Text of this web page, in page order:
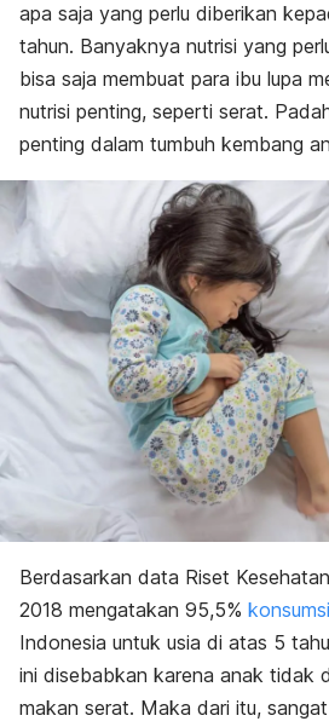
apa saja yang perlu diberikan
tahun. Banyaknya nutrisi yang
bisa saja membuat para ibu lupa
nutrisi penting, seperti serat.
penting dalam tumbuh kembang
Berdasarkan data Riset
2018 mengatakan 95,5%
Indonesia untuk usia di atas 5
ini disebabkan karena anak tidak
makan serat. Maka dari itu,